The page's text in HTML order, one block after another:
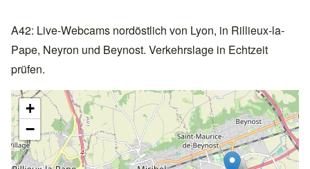
A42: Live-Webcams nordöstlich von Lyon, in Rillieux-la-
Pape, Neyron und Beynost. Verkehrslage in Echtzeit
prüfen.
+
−